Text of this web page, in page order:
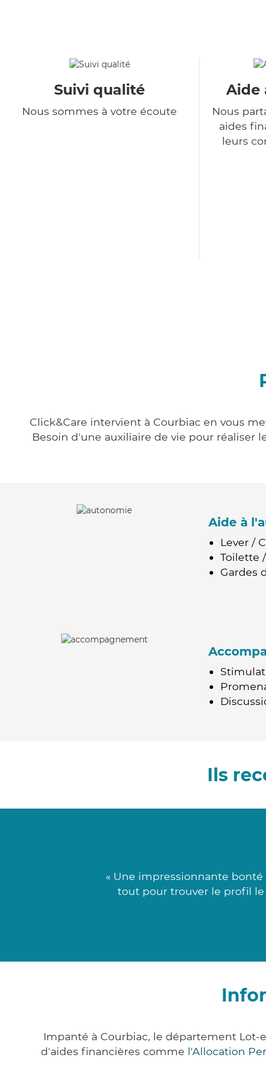
Suivi qualité
Nous sommes à votre écoute
Aide
Nous
aides
leurs
Click&Care intervient à Courbiac en vous
Besoin d'une auxiliaire de vie pour réaliser
Aide à
Lever /
Toilette
Gardes
Ils
« Une impressionnante
tout pour trouver le profil le
Impanté à Courbiac, le département Lot-
d'aides financières comme l'Allocation